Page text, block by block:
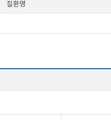
질환명